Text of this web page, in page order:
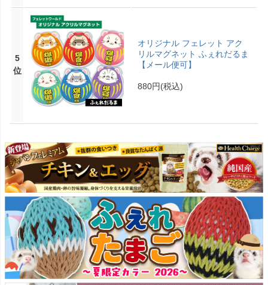
5
位
オリジナル フェレット アク
リルマグネット ふぇれだるま
【メール便可】
880円(税込)